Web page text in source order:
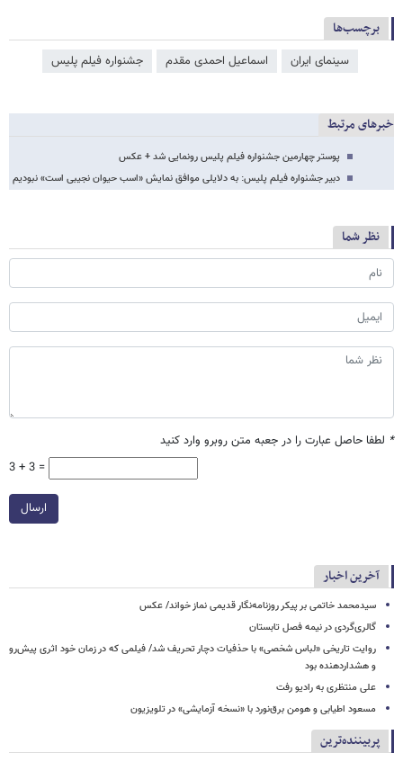
برچسب‌ها
سینمای ایران اسماعیل احمدی مقدم جشنواره فیلم پلیس
خبرهای مرتبط
پوستر چهارمین جشنواره فیلم پلیس رونمایی شد + عکس
دبیر جشنواره فیلم پلیس: به دلایلی موافق نمایش «اسب حیوان نجیبی است» نبودیم
نظر شما
* لطفا حاصل عبارت را در جعبه متن روبرو وارد کنید
3 + 3 =
ارسال
آخرین اخبار
سیدمحمد خاتمی بر پیکر روزنامه‌نگار قدیمی نماز خواند/ عکس
گالری‌گردی در نیمه فصل تابستان
روایت تاریخی «لباس شخصی» با حذفیات دچار تحریف شد/ فیلمی که در زمان خود اثری پیش‌رو
و هشداردهنده بود
علی منتظری به رادیو رفت
مسعود اطیابی و هومن برق‌نورد با «نسخه آزمایشی» در تلویزیون
پربیننده‌ترین